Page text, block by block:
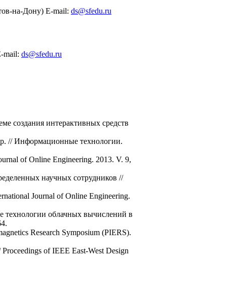
на-Дону) E-mail: ds@sfedu.ru
mail: ds@sfedu.ru
создания интерактивных средств
// Информационные технологии.
of Online Engineering. 2013. V. 9,
научных сотрудников //
Journal of Online Engineering.
облачных вычислений в
Research Symposium (PIERS).
of IEEE East-West Design